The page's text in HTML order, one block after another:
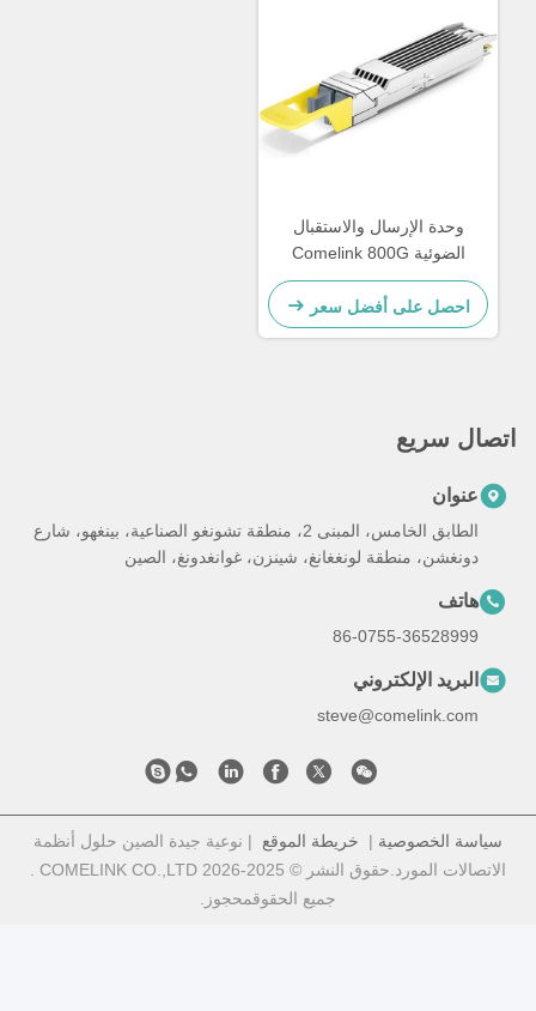
وحدة الإرسال والاستقبال
الضوئية Comelink 800G
OSFP DR8 LPO، متوافقة مع
وحدات الإرسال والاستقبال
الضوئية أحادية النمط OSFP
احصل على أفضل سعر
سريع
عنوان
الطابق الخامس، المبنى 2، منطقة تشونغو الصناعية، بينغهو، شارع
دونغشن، منطقة لونغغانغ، شينزن، غوانغدونغ، الصين
هاتف
86-0755-36528999
البريد الإلكتروني
steve@comelink.com
الخصوصية|خريطة الموقع| نوعية جيدة الصين حلول أنظمة
الاتصالات المورد.حقوق النشر © 2025-2026 COMELINK CO.,LTD .
جميع الحقوقمحجوز.